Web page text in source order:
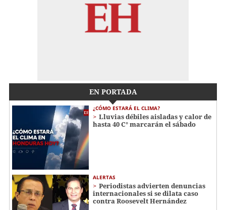
EN PORTADA
¿CÓMO ESTARÁ EL CLIMA?
Lluvias débiles aisladas y calor de
hasta 40 C° marcarán el sábado
ALERTAS
Periodistas advierten denuncias
internacionales si se dilata caso
contra Roosevelt Hernández